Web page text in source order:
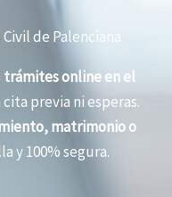
de Palenciana
trámites online en el
cita previa ni esperas.
matrimonio o
y 100% segura.